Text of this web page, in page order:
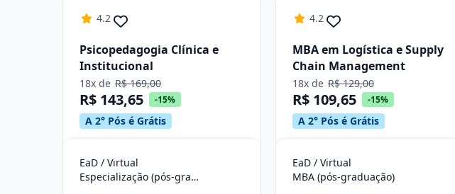
4.2
Psicopedagogia Clínica e
Institucional
18x de R$ 169,00
R$ 143,65 -15%
A 2° Pós é Grátis
EaD / Virtual
Especialização (pós-graduação)
4.2
MBA em Logística e Supply
Chain Management
18x de R$ 129,00
R$ 109,65 -15%
A 2° Pós é Grátis
EaD / Virtual
MBA (pós-graduação)